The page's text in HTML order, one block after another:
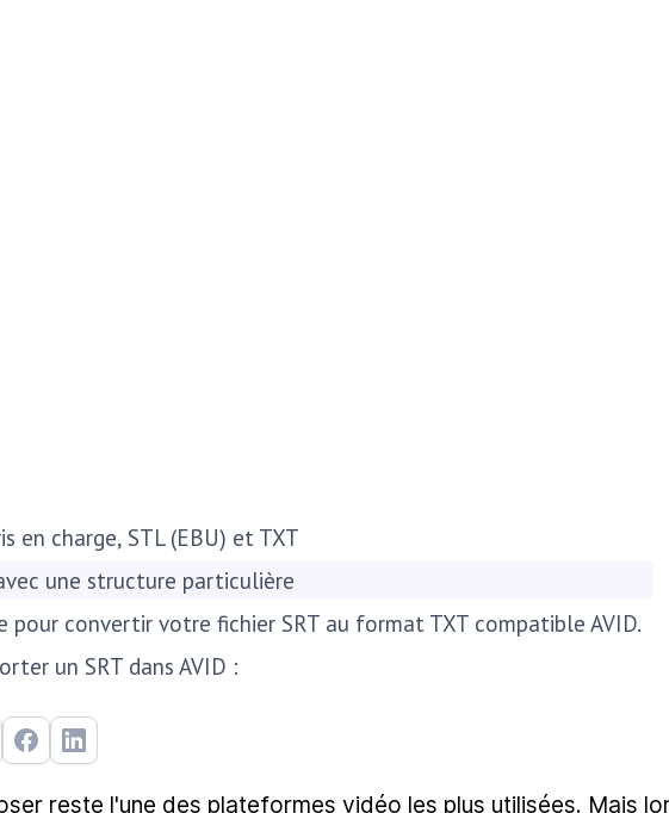
en charge, STL (EBU) et TXT
une structure particulière
pour convertir votre fichier SRT au format TXT compatible AVID.
un SRT dans AVID :
reste l'une des plateformes vidéo les plus utilisées. Mais